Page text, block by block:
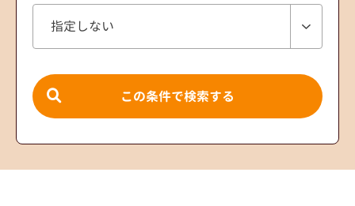
この条件で検索する